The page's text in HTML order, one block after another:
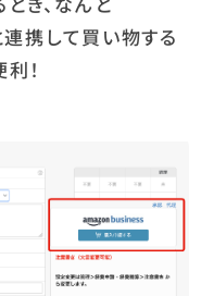
携して買い物する
！